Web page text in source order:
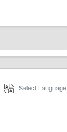
Select Language